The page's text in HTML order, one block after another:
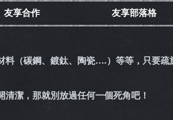
友享合作 友享部落格
料（碳鋼、鍍鈦、陶瓷….）等等，只要疏
潔，那就別放過任何一個死角吧！